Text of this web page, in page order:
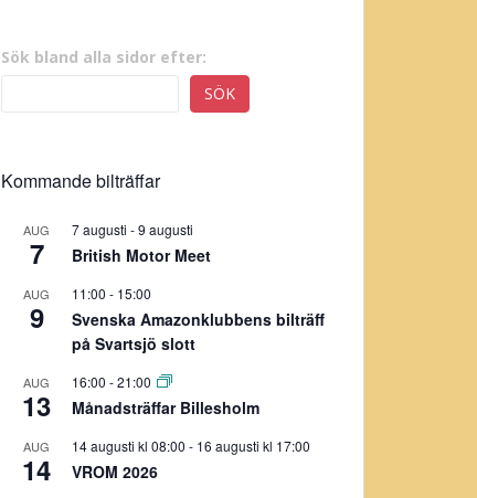
Sök bland alla sidor efter:
SÖK
Kommande bilträffar
AUG
7
7 augusti -9 augusti
British Motor Meet
AUG
9
11:00 - 15:00
Svenska Amazonklubbens bilträff
på Svartsjö slott
AUG
13
16:00 -21:00
Månadsträffar Billesholm
AUG
14
14 augusti kl 08:00 - 16 augusti kl 17:00
VROM 2026